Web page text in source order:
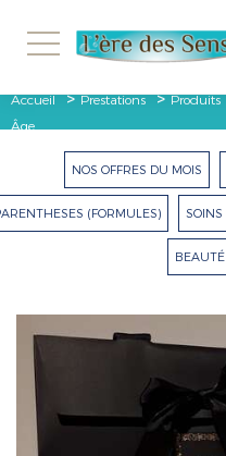
Accueil
> Prestations > Produits
Âge...
NOS OFFRES DU MOIS
(FORMULES)
BEAUTÉ